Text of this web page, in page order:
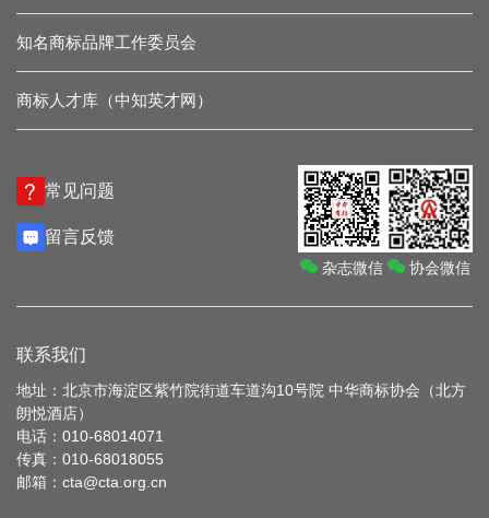
知名商标品牌工作委员会
商标人才库（中知英才网）
联系我们
地址：北京市海淀区紫竹院街道车道沟10号院 中华商标协会（北方
朗悦酒店）
电话：010-68014071
传真：010-68018055
邮箱：cta@cta.org.cn
协会微信
杂志微信
常见问题
留言反馈